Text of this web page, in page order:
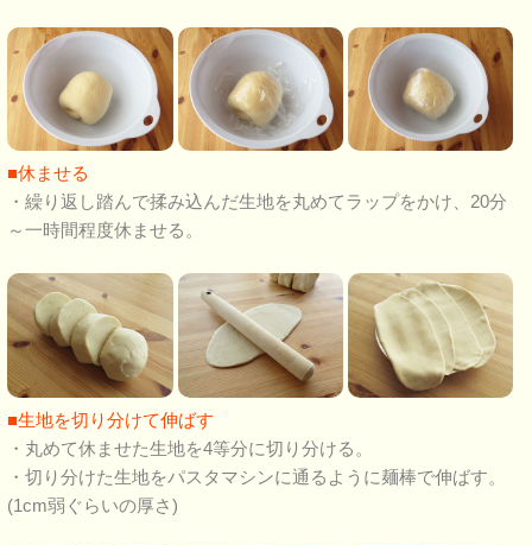
■休ませる
・繰り返し踏んで揉み込んだ生地を丸めてラップをかけ、20分
～一時間程度休ませる。
■生地を切り分けて伸ばす
・丸めて休ませた生地を4等分に切り分ける。
・切り分けた生地をパスタマシンに通るように麺棒で伸ばす。
(1cm弱ぐらいの厚さ)